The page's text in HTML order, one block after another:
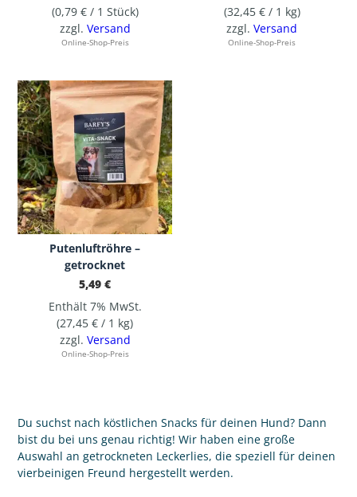
(0,79 €/ 1 Stück)
zzgl. Versand
Online-Shop-Preis
(32,45 €/ 1 kg)
zzgl.Versand
Online-Shop-Preis
Putenluftröhre –
getrocknet
5,49€
Enthält 7% MwSt.
(27,45€ / 1 kg)
zzgl. Versand
Online-Shop-Preis
Du suchst nach köstlichen Snacks für deinen Hund? Dann
bist du bei uns genau richtig! Wir haben eine große
Auswahl an getrockneten Leckerlies, die speziell für deinen
vierbeinigen Freund hergestellt werden.